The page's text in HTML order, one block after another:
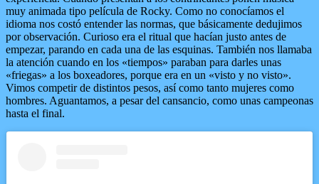
muy animada tipo película de Rocky. Como no conocíamos el
idioma nos costó entender las normas, que básicamente dedujimos
por observación. Curioso era el ritual que hacían justo antes de
empezar, parando en cada una de las esquinas. También nos llamaba
la atención cuando en los «tiempos» paraban para darles unas
«friegas» a los boxeadores, porque era en un «visto y no visto».
Vimos competir de distintos pesos, así como tanto mujeres como
hombres. Aguantamos, a pesar del cansancio, como unas campeonas
hasta el final.